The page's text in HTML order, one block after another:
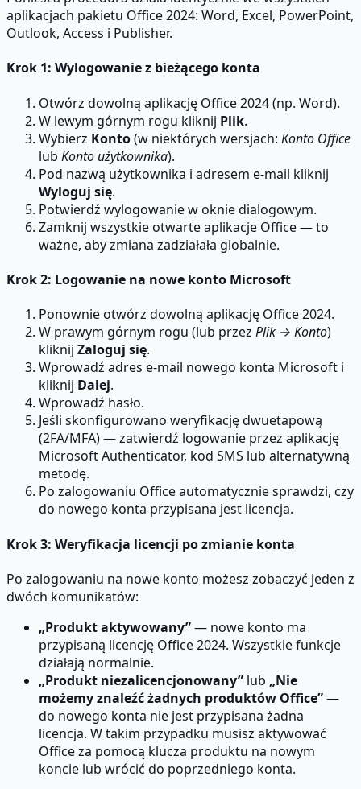
aplikacjach pakietu Office 2024: Word, Excel, PowerPoint,
Outlook, Access i Publisher.
Krok 1: Wylogowanie z bieżącego konta
Otwórz dowolną aplikację Office 2024 (np. Word).
W lewym górnym rogu kliknij Plik.
Wybierz Konto(w niektórych wersjach: Konto Office
lub Konto użytkownika).
Pod nazwą użytkownika i adresem e-mail kliknij
Wyloguj się.
Potwierdź wylogowanie w oknie dialogowym.
Zamknij wszystkie otwarte aplikacje Office — to
ważne, aby zmiana zadziałała globalnie.
Krok 2: Logowanie na nowe konto Microsoft
Ponownie otwórz dowolną aplikację Office 2024.
W prawym górnym rogu (lub przez Plik → Konto)
kliknij Zaloguj się.
Wprowadź adres e-mail nowego konta Microsoft i
kliknij Dalej.
Wprowadź hasło.
Jeśli skonfigurowano weryfikację dwuetapową
(2FA/MFA) — zatwierdź logowanie przez aplikację
Microsoft Authenticator, kod SMS lub alternatywną
metodę.
Po zalogowaniu Office automatycznie sprawdzi, czy
do nowego konta przypisana jest licencja.
Krok 3: Weryfikacja licencji po zmianie konta
Po zalogowaniu na nowe konto możesz zobaczyć jeden z
dwóch komunikatów:
„Produkt aktywowany”— nowe konto ma
przypisaną licencję Office 2024. Wszystkie funkcje
działają normalnie.
„Produkt niezalicencjonowany” lub „Nie
możemy znaleźć żadnych produktów Office”—
do nowego konta nie jest przypisana żadna
licencja. W takim przypadku musisz aktywować
Office za pomocą klucza produktu na nowym
koncie lub wrócić do poprzedniego konta.